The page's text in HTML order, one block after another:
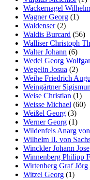
Wackernagel Wilhelm
Wagner Georg (1)
Waldenser(2)
Waldis Burcard (56)
Walliser Christoph
Walter Johann (6)
Wedel Georg
Wegelin Josua (2)
Weihe Friedrich
Weingärtner
Weise Christian (1)
Weisse Michael (60)
Weißel Georg (3)
Werner Georg (1)
Wildenfels Anarg von
Wilhelm II. von
Winckler Johann
Winnenberg Philipp
Wirtenberg Graf Jörg
Witzel Georg (1)